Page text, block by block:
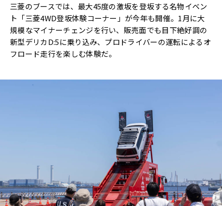
三菱のブースでは、最大45度の激坂を登坂する名物イベン
ト「三菱4WD登坂体験コーナー」が今年も開催。1月に大
規模なマイナーチェンジを行い、販売面でも目下絶好調の
新型デリカD:5に乗り込み、プロドライバーの運転によるオ
フロード走行を楽しむ体験だ。